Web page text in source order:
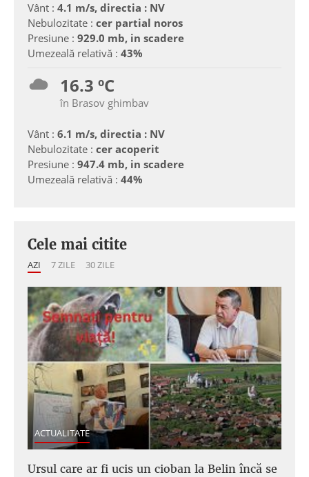
Vânt : 4.1 m/s, directia : NV
Nebulozitate : cer partial noros
Presiune : 929.0 mb, in scadere
Umezeală relativă : 43%
16.3 ºC
în Brasov ghimbav
Vânt : 6.1 m/s, directia : NV
Nebulozitate : cer acoperit
Presiune : 947.4 mb, in scadere
Umezeală relativă : 44%
Cele mai citite
AZI 7 ZILE 30 ZILE
ACTUALITATE
Ursul care ar fi ucis un cioban la Belin încă se